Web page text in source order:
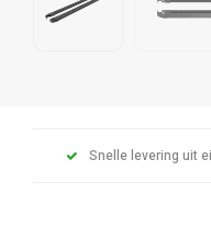
Snelle levering uit